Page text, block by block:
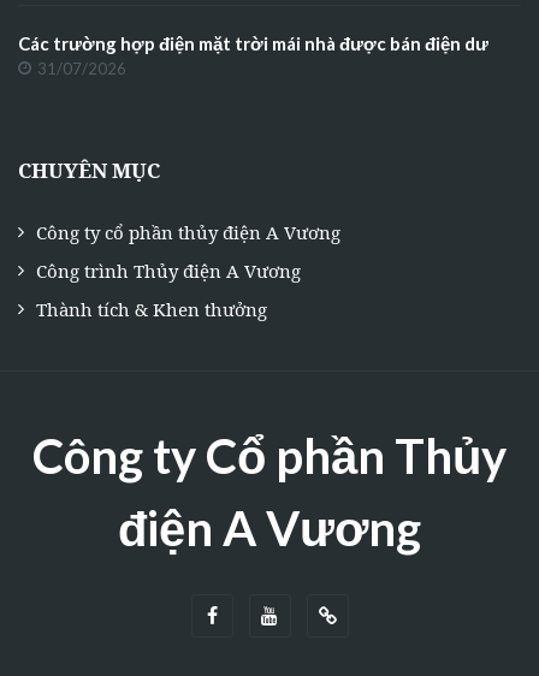
Các trường hợp điện mặt trời mái nhà được bán điện dư
31/07/2026
CHUYÊN MỤC
Công ty cổ phần thủy điện A Vương
Công trình Thủy điện A Vương
Thành tích & Khen thưởng
Công ty Cổ phần Thủy
điện A Vương